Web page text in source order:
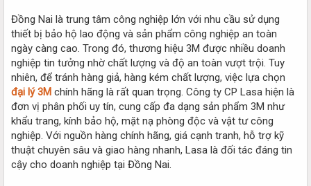
Đồng Nai là trung tâm công nghiệp lớn với nhu cầu sử dụng
thiết bị bảo hộ lao động và sản phẩm công nghiệp an toàn
ngày càng cao. Trong đó, thương hiệu 3M được nhiều doanh
nghiệp tin tưởng nhờ chất lượng và độ an toàn vượt trội. Tuy
nhiên, để tránh hàng giả, hàng kém chất lượng, việc lựa chọn
đại lý 3M chính hãng là rất quan trọng. Công ty CP Lasa hiện là
đơn vị phân phối uy tín, cung cấp đa dạng sản phẩm 3M như
khẩu trang, kính bảo hộ, mặt nạ phòng độc và vật tư công
nghiệp. Với nguồn hàng chính hãng, giá cạnh tranh, hỗ trợ kỹ
thuật chuyên sâu và giao hàng nhanh, Lasa là đối tác đáng tin
cậy cho doanh nghiệp tại Đồng Nai.